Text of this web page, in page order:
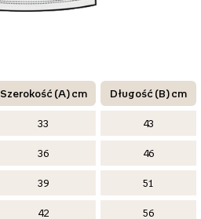
Szerokość (A) cm Długość (B) cm
33 43
36 46
39 51
42 56